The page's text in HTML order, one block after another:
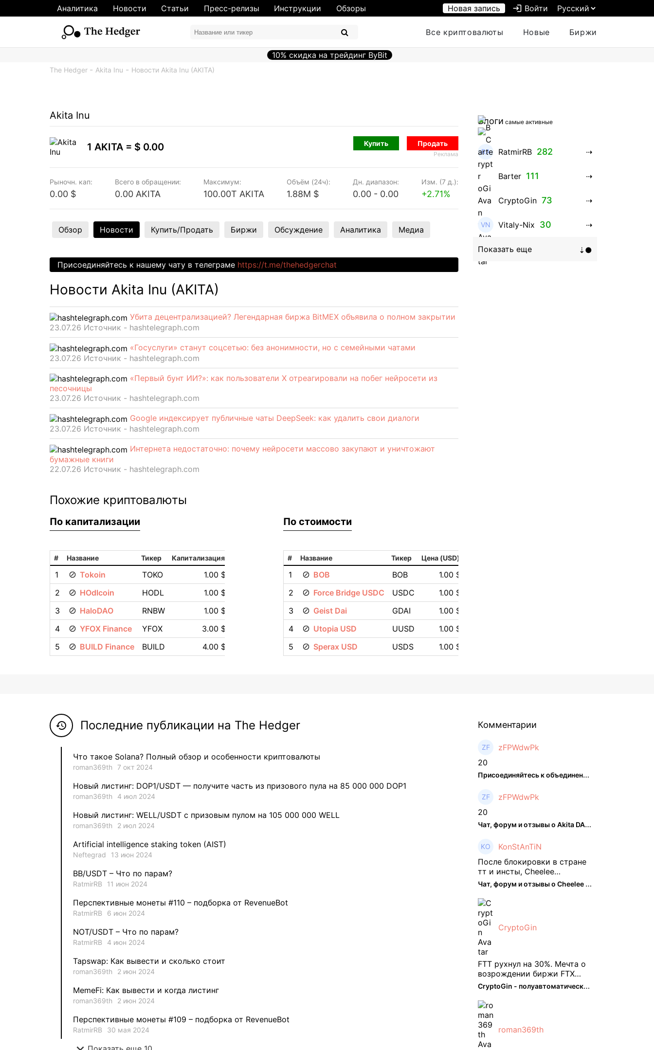
Аналитика Новости Статьи Пресс-релизы Инструкции Обзоры Новая запись login Войти
Все криптовалюты Новые Биржи
10% скидка на трейдинг ByBit
The Hedger Akita Inu Новости Akita Inu (AKITA)
Akita Inu
1 AKITA = $ 0.00 Купить Продать
Реклама
Рыночн. кап:
0.00 $
Всего в обращении:
0.00 AKITA
Максимум:
100.00T AKITA
Объём (24ч):
1.88M $
Дн. диапазон:
0.00 - 0.00
Изм. (7 д.):
+2.71%
Обзор Новости Купить/Продать Биржи Обсуждение Аналитика Медиа
Присоединяйтесь к нашему чату в телеграме https://t.me/thehedgerchat
Новости Akita Inu (AKITA)
Убита децентрализацией? Легендарная биржа BitMEX объявила о полном закрытии
23.07.26 Источник - hashtelegraph.com
«Госуслуги» станут соцсетью: без анонимности, но с семейными чатами
23.07.26 Источник - hashtelegraph.com
«Первый бунт ИИ?»: как пользователи X отреагировали на побег нейросети из
песочницы
23.07.26 Источник - hashtelegraph.com
Google индексирует публичные чаты DeepSeek: как удалить свои диалоги
23.07.26 Источник - hashtelegraph.com
Интернета недостаточно: почему нейросети массово закупают и уничтожают
бумажные книги
22.07.26 Источник - hashtelegraph.com
Похожие криптовалюты
По капитализации
# Название Тикер Капитализация
1 Tokoin TOKO
1.00 $
2
HOdlcoin HODL
1.00 $
3
HaloDAO RNBW
1.00 $
4
YFOX Finance YFOX
3.00 $
5
BUILD Finance BUILD 4.00 $
По стоимости
# Название Тикер Цена (USD)
1 BOB BOB
1.00 $
2
Force Bridge USDC USDC
1.00 $
3
Geist Dai GDAI
1.00 $
4
Utopia USD UUSD
1.00 $
5
Sperax USD USDS 1.00 $
Блоги самые активные
RatmirRB 282
Barter 111
CryptoGin 73
Vitaly-Nix 30
Hanna_Zolo4evskaya 16
history Последние публикации на The Hedger
Что такое Solana? Полный обзор и особенности криптовалюты
roman369th 7 окт 2024
Новый листинг: DOP1/USDT — получите часть из призового пула на 85 000 000 DOP1
roman369th 4 июл 2024
Новый листинг: WELL/USDT с призовым пулом на 105 000 000 WELL
roman369th 2 июл 2024
Artificial intelligence staking token (AIST)
Neftegrad 13 июн 2024
BB/USDT – Что по парам?
RatmirRB 11 июн 2024
Перспективные монеты #110 – подборка от RevenueBot
RatmirRB 6 июн 2024
NOT/USDT – Что по парам?
RatmirRB 4 июн 2024
Tapswap: Как вывести и сколько стоит
roman369th 2 июн 2024
MemeFi: Как вывести и когда листинг
roman369th 2 июн 2024
Перспективные монеты #109 – подборка от RevenueBot
RatmirRB 30 мая 2024
Комментарии
zFPWdwPk
20
Присоединяйтесь к объединенном ...
zFPWdwPk
20
Чат, форум и отзывы о Akita DAO (HACHI) - The Hedger
KonStAnTiN
После блокировки в стране
тт и инсты, Cheelee
пришелся как нельзя кстати.
Классно что его можно
юзать без так уже всем
надоевшего vpn. Сейчас
просто чилю и наслаждаюсь
др ...
Чат, форум и отзывы о Cheelee (CHEELEE) - The Hedger
CryptoGin
FTT рухнул на 30%. Мечта о
возрождении биржи FTX
испаряется, вызывая
массовую распродажу ее
собственного токена FTT. По
словам Кайко , 5 февраля
FTT, ныне бесполезная ...
CryptoGin - полуавтоматический ...
roman369th